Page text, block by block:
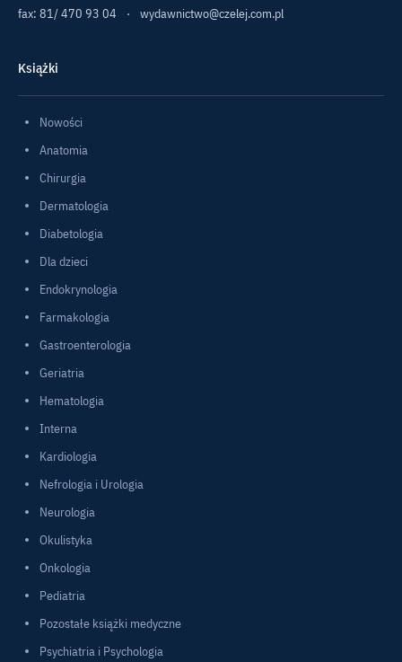
fax: 81/ 470 93 04
· wydawnictwo@czelej.com.pl
Książki
Nowości
Anatomia
Chirurgia
Dermatologia
Diabetologia
Dla dzieci
Endokrynologia
Farmakologia
Gastroenterologia
Geriatria
Hematologia
Interna
Kardiologia
Nefrologia i Urologia
Neurologia
Okulistyka
Onkologia
Pediatria
Pozostałe książki medyczne
Psychiatria i Psychologia